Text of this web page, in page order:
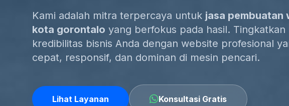
Kami adalah mitra terpercaya untuk jasa pembuatan
kota gorontalo yang berfokus pada hasil. Tingkatkan
kredibilitas bisnis Anda dengan website profesional
cepat, responsif, dan dominan di mesin pencari.
Lihat Layanan Konsultasi Gratis